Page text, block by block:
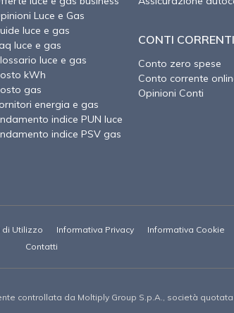
Luce e Gas
luce e gas
luce e gas
luce e gas
kWh
gas
energia e gas
indice PUN luce
indice PSV gas
CONTI CORRENTI
Conto zero spese
Conto corrente
Opinioni Conti
di Utilizzo Informativa Privacy Informativa Cookie
Contatti
controllata da Moltiply Group S.p.A., società